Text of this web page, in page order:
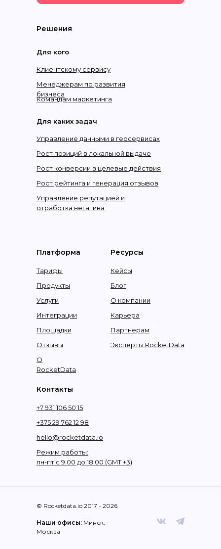
Для кого
Клиентскому сервису
Командам маркетинга
Менеджерам по развития
бизнеса
Решения
+375 29 762 12 98
+7 931 106 50 15
hello@rocketdata.io
Режим работы:
пн-пт с 9.00 до 18.00 (GMT +3)
Контакты
Для каких задач
Управление данными в геосервисах
Управление репутацией и
отработка негатива
Рост позиций в локальной выдаче
Рост конверсии в целевые действия
Рост рейтинга и генерация отзывов
Ресурсы
О компании
Кейсы
Блог
Эксперты RocketData
Партнерам
Карьера
Платформа
Продукты
Тарифы
О
RocketData
Отзывы
Площадки
Услуги
Интеграции
© Rocketdata.io 2017 - 2026
Наши офисы: Минск,
Москва